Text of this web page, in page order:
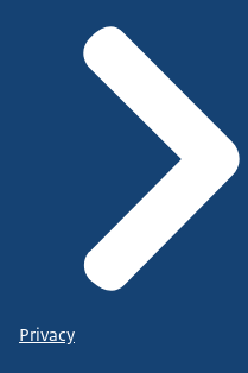
Privacy